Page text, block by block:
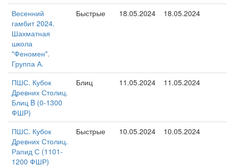
Весенний
гамбит 2024.
Шахматная
школа
"Феномен".
Группа А.
Быстрые 18.05.2024 18.05.2024
ПШС. Кубок
Древних Столиц.
Блиц B (0-1300
ФШР)
Блиц 11.05.2024 11.05.2024
ПШС. Кубок
Древних Столиц.
Рапид С (1101-
1200 ФШР)
Быстрые 10.05.2024 10.05.2024